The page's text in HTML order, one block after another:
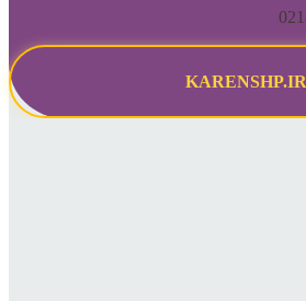
KARENSHP.IR